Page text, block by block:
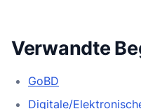
Verwandte
GoBD
Digitale/